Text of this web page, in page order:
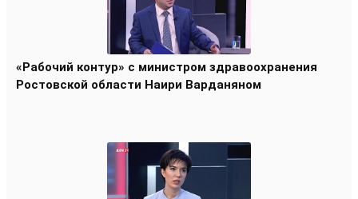
«Рабочий контур» с министром здравоохранения
Ростовской области Наири Варданяном